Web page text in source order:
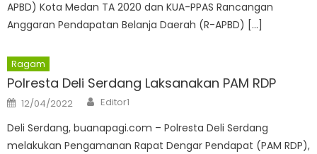
APBD) Kota Medan TA 2020 dan KUA-PPAS Rancangan
Anggaran Pendapatan Belanja Daerah (R-APBD) […]
Ragam
Polresta Deli Serdang Laksanakan PAM RDP
Posted
on
12/04/2022 Author
Editor1
Deli Serdang, buanapagi.com – Polresta Deli Serdang
melakukan Pengamanan Rapat Dengar Pendapat (PAM RDP),